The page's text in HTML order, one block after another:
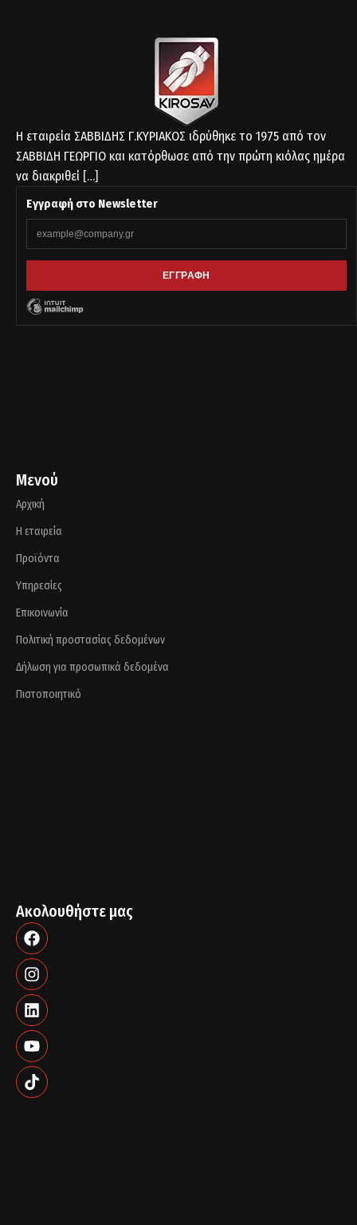
Η εταιρεία ΣΑΒΒΙΔΗΣ Γ.ΚΥΡΙΑΚΟΣ ιδρύθηκε το 1975 από τον
ΣΑΒΒΙΔΗ ΓΕΩΡΓΙΟ και κατόρθωσε από την πρώτη κιόλας ημέρα
να διακριθεί […]
Εγγραφή στο Newsletter
Μενού
Αρχική
Η εταιρεία
Προϊόντα
Υπηρεσίες
Επικοινωνία
Πολιτική προστασίας δεδομένων
Δήλωση για προσωπικά δεδομένα
Πιστοποιητικό
Ακολουθήστε μας